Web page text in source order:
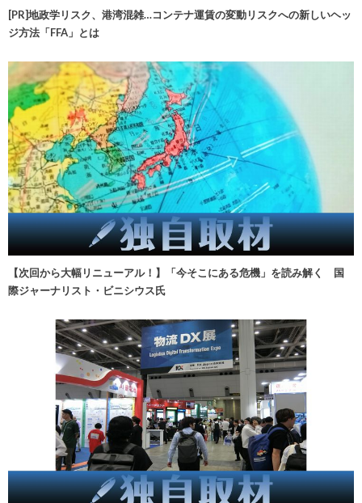
[PR]地政学リスク、港湾混雑…コンテナ運賃の変動リスクへの新しいヘッ
ジ方法「FFA」とは
【次回から大幅リニューアル！】「今そこにある危機」を読み解く 国
際ジャーナリスト・ビニシウス氏